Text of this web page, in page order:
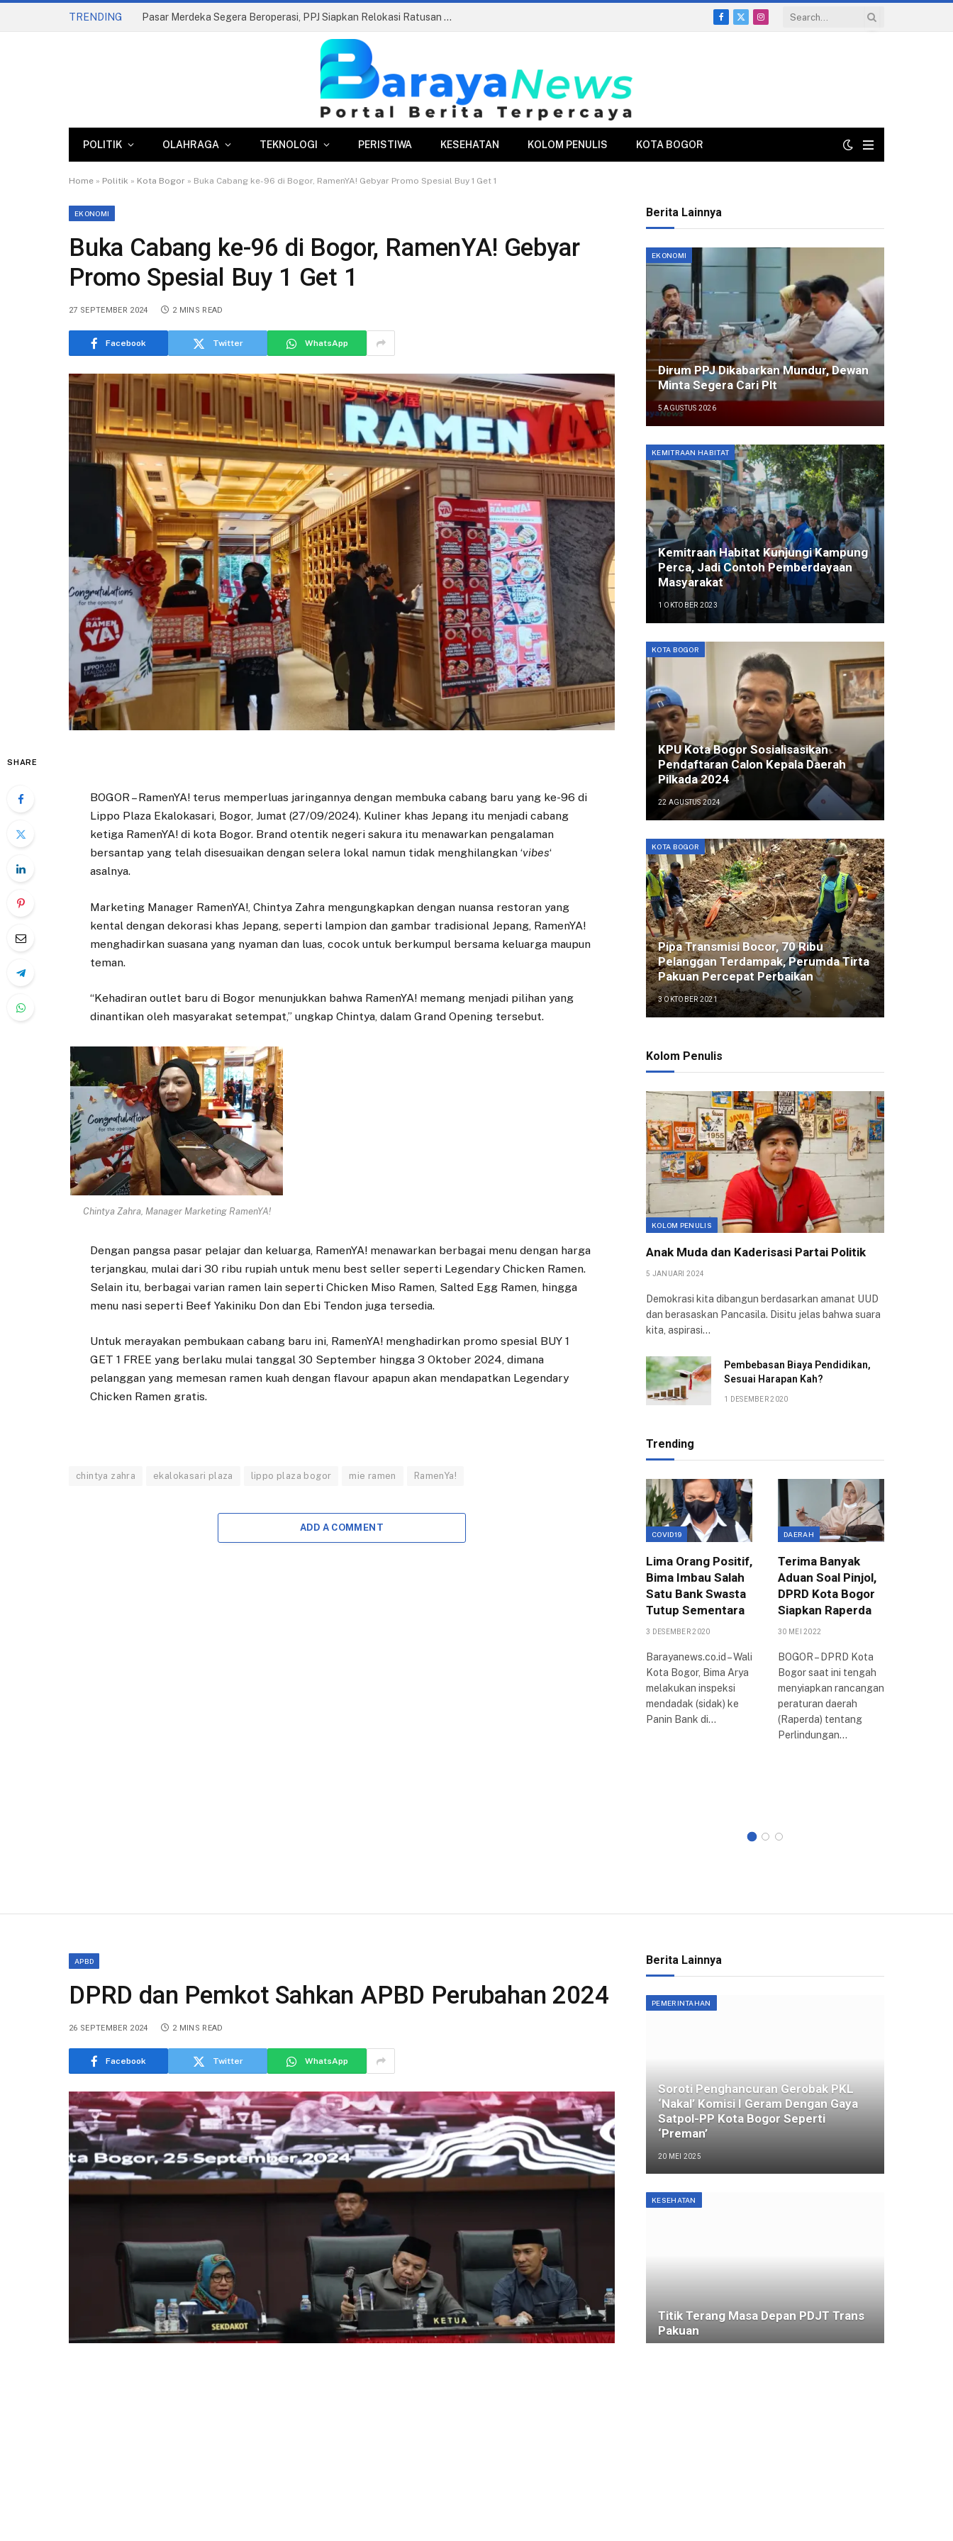
TRENDING Pasar Merdeka Segera Beroperasi, PPJ Siapkan Relokasi Ratusan Pedagang dan PKL
Facebook
X
Instagram
POLITIK OLAHRAGA TEKNOLOGI PERISTIWA KESEHATAN KOLOM PENULIS KOTA BOGOR
Home » Politik » Kota Bogor » Buka Cabang ke-96 di Bogor, RamenYA! Gebyar Promo Spesial Buy 1 Get 1
EKONOMI
Buka Cabang ke-96 di Bogor, RamenYA! Gebyar
Promo Spesial Buy 1 Get 1
27 SEPTEMBER 2024 2 MINS READ
Facebook Twitter WhatsApp
SHARE
BOGOR – RamenYA! terus memperluas jaringannya dengan membuka cabang baru yang ke-96 di
Lippo Plaza Ekalokasari, Bogor, Jumat (27/09/2024). Kuliner khas Jepang itu menjadi cabang
ketiga RamenYA! di kota Bogor. Brand otentik negeri sakura itu menawarkan pengalaman
bersantap yang telah disesuaikan dengan selera lokal namun tidak menghilangkan ‘vibes‘
asalnya.
Marketing Manager RamenYA!, Chintya Zahra mengungkapkan dengan nuansa restoran yang
kental dengan dekorasi khas Jepang, seperti lampion dan gambar tradisional Jepang, RamenYA!
menghadirkan suasana yang nyaman dan luas, cocok untuk berkumpul bersama keluarga maupun
teman.
“Kehadiran outlet baru di Bogor menunjukkan bahwa RamenYA! memang menjadi pilihan yang
dinantikan oleh masyarakat setempat,” ungkap Chintya, dalam Grand Opening tersebut.
Chintya Zahra, Manager Marketing RamenYA!
Dengan pangsa pasar pelajar dan keluarga, RamenYA! menawarkan berbagai menu dengan harga
terjangkau, mulai dari 30 ribu rupiah untuk menu best seller seperti Legendary Chicken Ramen.
Selain itu, berbagai varian ramen lain seperti Chicken Miso Ramen, Salted Egg Ramen, hingga
menu nasi seperti Beef Yakiniku Don dan Ebi Tendon juga tersedia.
Untuk merayakan pembukaan cabang baru ini, RamenYA! menghadirkan promo spesial BUY 1
GET 1 FREE yang berlaku mulai tanggal 30 September hingga 3 Oktober 2024, dimana
pelanggan yang memesan ramen kuah dengan flavour apapun akan mendapatkan Legendary
Chicken Ramen gratis.
chintya zahra ekalokasari plaza lippo plaza bogor mie ramen RamenYa!
ADD A COMMENT
Berita Lainnya
EKONOMI
Dirum PPJ Dikabarkan Mundur, Dewan
Minta Segera Cari Plt
5 AGUSTUS 2026
KEMITRAAN HABITAT
Kemitraan Habitat Kunjungi Kampung
Perca, Jadi Contoh Pemberdayaan
Masyarakat
1 OKTOBER 2023
KOTA BOGOR
KPU Kota Bogor Sosialisasikan
Pendaftaran Calon Kepala Daerah
Pilkada 2024
22 AGUSTUS 2024
KOTA BOGOR
Pipa Transmisi Bocor, 70 Ribu
Pelanggan Terdampak, Perumda Tirta
Pakuan Percepat Perbaikan
3 OKTOBER 2021
Kolom Penulis
KOLOM PENULIS
Anak Muda dan Kaderisasi Partai Politik
5 JANUARI 2024
Demokrasi kita dibangun berdasarkan amanat UUD
dan berasaskan Pancasila. Disitu jelas bahwa suara
kita, aspirasi…
Pembebasan Biaya Pendidikan,
Sesuai Harapan Kah?
1 DESEMBER 2020
Trending
COVID19
Lima Orang Positif,
Bima Imbau Salah
Satu Bank Swasta
Tutup Sementara
3 DESEMBER 2020
Barayanews.co.id – Wali
Kota Bogor, Bima Arya
melakukan inspeksi
mendadak (sidak) ke
Panin Bank di…
DAERAH
Terima Banyak
Aduan Soal Pinjol,
DPRD Kota Bogor
Siapkan Raperda
30 MEI 2022
BOGOR – DPRD Kota
Bogor saat ini tengah
menyiapkan rancangan
peraturan daerah
(Raperda) tentang
Perlindungan…
APBD
DPRD dan Pemkot Sahkan APBD Perubahan 2024
26 SEPTEMBER 2024 2 MINS READ
Facebook Twitter WhatsApp
Berita Lainnya
PEMERINTAHAN
Soroti Penghancuran Gerobak PKL
‘Nakal’ Komisi I Geram Dengan Gaya
Satpol-PP Kota Bogor Seperti
‘Preman’
20 MEI 2025
KESEHATAN
Titik Terang Masa Depan PDJT Trans
Pakuan